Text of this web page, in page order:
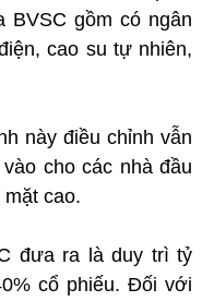
BVSC gồm có ngân
cao su tự nhiên,
này điều chỉnh vẫn
cho các nhà đầu
cao.
đưa ra là duy trì tỷ
cổ phiếu. Đối với